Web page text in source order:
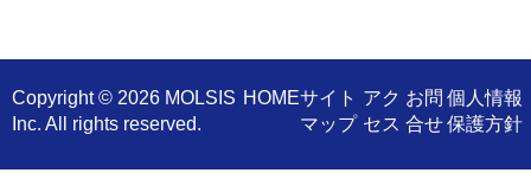
Copyright © 2026 MOLSIS
Inc. All rights reserved.
​HOMEサイト
マップ
アク
セス
お問
合せ
個人情報
保護方針